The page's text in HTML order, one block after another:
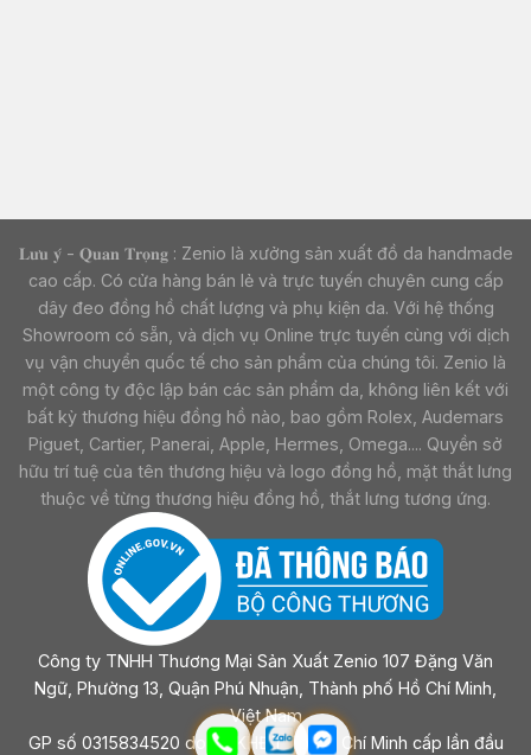
𝐋𝐮̛𝐮 𝐲́ - 𝐐𝐮𝐚𝐧 𝐓𝐫𝐨̣𝐧𝐠 : Zenio là xưởng sản xuất đồ da handmade
cao cấp. Có cửa hàng bán lẻ và trực tuyến chuyên cung cấp
dây đeo đồng hồ chất lượng và phụ kiện da. Với hệ thống
Showroom có sẵn, và dịch vụ Online trực tuyến cùng với dịch
vụ vận chuyển quốc tế cho sản phẩm của chúng tôi. Zenio là
một công ty độc lập bán các sản phẩm da, không liên kết với
bất kỳ thương hiệu đồng hồ nào, bao gồm Rolex, Audemars
Piguet, Cartier, Panerai, Apple, Hermes, Omega.... Quyền sở
hữu trí tuệ của tên thương hiệu và logo đồng hồ, mặt thắt lưng
thuộc về từng thương hiệu đồng hồ, thắt lưng tương ứng.
Công ty TNHH Thương Mại Sản Xuất Zenio 107 Đặng Văn
Ngữ, Phường 13, Quận Phú Nhuận, Thành phố Hồ Chí Minh,
Việt Nam
GP số 0315834520 do sở KHĐT Tp Hồ Chí Minh cấp lần đầu